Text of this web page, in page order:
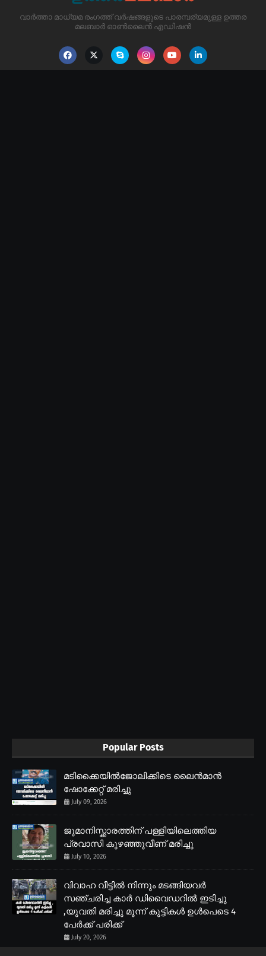
വാർത്താ മാധ്യമ രംഗത്ത് വർഷങ്ങളുടെ പാരമ്പര്യമുള്ള ഉത്തര
മലബാർ ഓൺലൈൻ എഡിഷൻ
Popular Posts
മടിക്കൈയിൽജോലിക്കിടെ ലൈൻമാൻ
ഷോക്കേറ്റ് മരിച്ചു
July 09, 2026
ജുമാനിസ്ക്കാരത്തിന് പള്ളിയിലെത്തിയ
പ്രവാസി കുഴഞ്ഞുവീണ് മരിച്ചു
July 10, 2026
വിവാഹ വീട്ടിൽ നിന്നും മടങ്ങിയവർ
സഞ്ചരിച്ച കാർ ഡിവൈഡറിൽ ഇടിച്ചു
,യുവതി മരിച്ചു മൂന്ന് കുട്ടികൾ ഉൾപെടെ 4
പേർക്ക് പരിക്ക്
July 20, 2026